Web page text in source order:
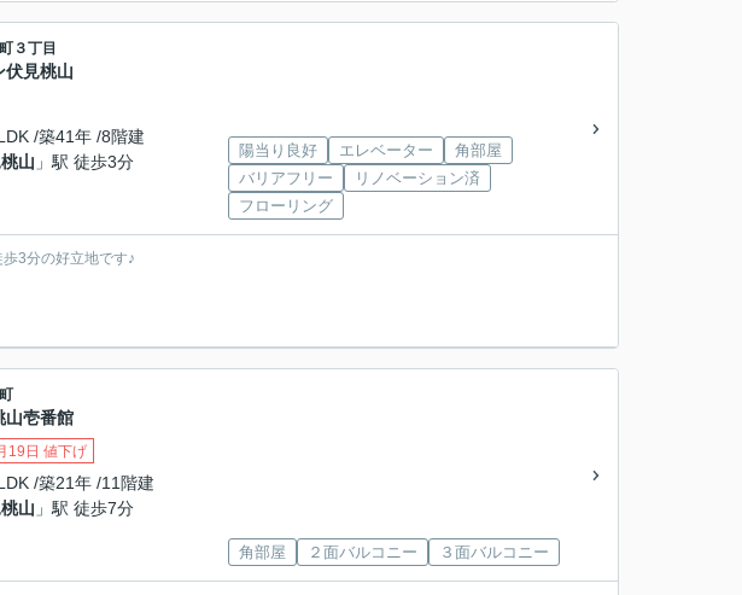
３丁目
伏見桃山
/築41年 /8階建
山 」駅 徒歩3分
陽当り良好 エレベーター
角部屋
バリアフリー
リノベーション済
フローリング
3分の好立地です♪
山壱番館
19日 値下げ
/築21年 /11階建
山 」駅 徒歩7分
角部屋 ２面バルコニー ３面バルコニー